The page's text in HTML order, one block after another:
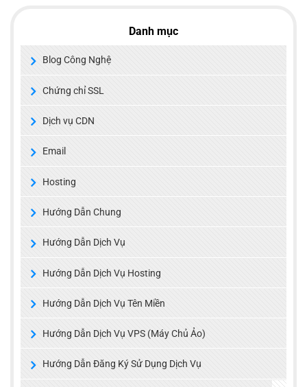
Danh mục
Blog Công Nghệ
Chứng chỉ SSL
Dịch vụ CDN
Email
Hosting
Hướng Dẫn Chung
Hướng Dẫn Dịch Vụ
Hướng Dẫn Dịch Vụ Hosting
Hướng Dẫn Dịch Vụ Tên Miền
Hướng Dẫn Dịch Vụ VPS (Máy Chủ Ảo)
Hướng Dẫn Đăng Ký Sử Dụng Dịch Vụ